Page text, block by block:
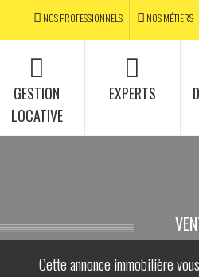
NOS MÉTIERS
NOS PROFESSIONNELS
GESTION
LOCATIVE
EXPERTS
Cette annonce immobilière